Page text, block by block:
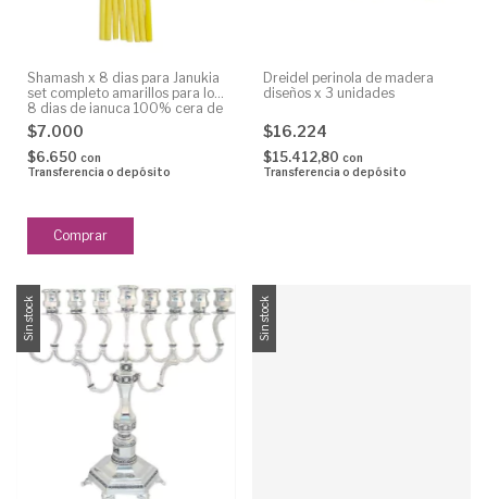
Shamash x 8 dias para Janukia
set completo amarillos para los
8 dias de januca 100% cera de
abeja
$7.000
$6.650 con
Transferencia o depósito
Dreidel perinola de madera
diseños x 3 unidades
$16.224
$15.412,80 con
Transferencia o depósito
Sin stock Sin stock